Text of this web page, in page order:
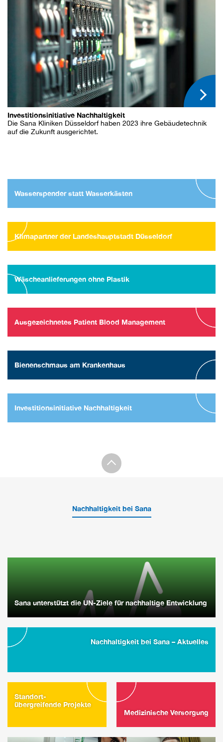
Investitionsinitiative Nachhaltigkeit
Die Sana Kliniken Düsseldorf haben 2023 ihre Gebäudetechnik
auf die Zukunft ausgerichtet.
Wasserspender statt Wasserkästen
Klimapartner der Landeshauptstadt Düsseldorf
Wäscheanlieferungen ohne Plastik
Ausgezeichnetes Patient Blood Management
Bienenschmaus am Krankenhaus
Investitionsinitiative Nachhaltigkeit
Nachhaltigkeit bei Sana
Sana unterstützt die UN-Ziele für nachhaltige Entwicklung
Nachhaltigkeit bei Sana – Aktuelles
Standort-
übergreifende Projekte
Medizinische Versorgung